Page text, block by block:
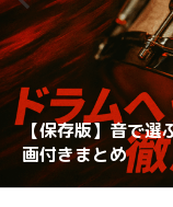
CANOPUSスネア
ナッピーを動画で
【保存版】音で選
画付きまとめ
理想のスネアサウ
変拍子のドラム曲
い！
ロックドラマーが
の教則本は？？
【スネアチューニ
か？？
【スネアチューニ
が変わるのか？実
【ドラム演奏して
キストは？？
スネアドラムの選
恋するフォーチュ
方法